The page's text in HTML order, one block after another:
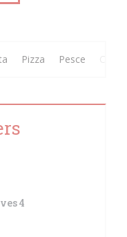
Pizza Pesce
4